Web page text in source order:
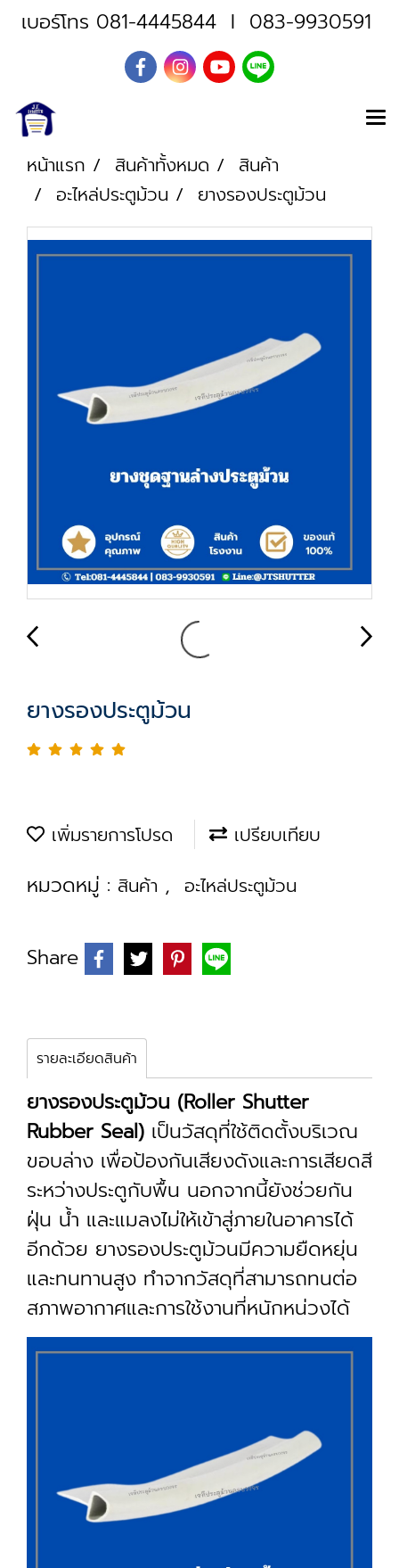
เบอร์โทร 081-4445844I 083-9930591
หน้าแรก สินค้าทั้งหมด
สินค้า
อะไหล่ประตูม้วน
ยางรองประตูม้วน
ยางรองประตูม้วน
เพิ่มรายการโปรด เปรียบเทียบ
หมวดหมู่ : สินค้า , อะไหล่ประตูม้วน
Share
รายละเอียดสินค้า
ยางรองประตูม้วน (Roller Shutter
Rubber Seal) เป็นวัสดุที่ใช้ติดตั้งบริเวณ
ขอบล่าง เพื่อป้องกันเสียงดังและการเสียดสี
ระหว่างประตูกับพื้น นอกจากนี้ยังช่วยกัน
ฝุ่น น้ำ และแมลงไม่ให้เข้าสู่ภายในอาคารได้
อีกด้วย ยางรองประตูม้วนมีความยืดหยุ่น
และทนทานสูง ทำจากวัสดุที่สามารถทนต่อ
สภาพอากาศและการใช้งานที่หนักหน่วงได้